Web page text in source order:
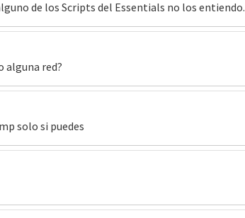
de los Scripts del Essentials no los entiendo.
alguna red?
solo si puedes